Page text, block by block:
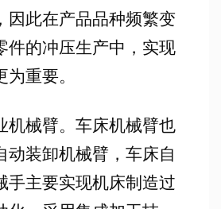
因此在产品品种频繁变
件的冲压生产中，实现
重要。
机械臂。车床机械臂也
动装卸机械臂，车床自
手主要实现机床制造过